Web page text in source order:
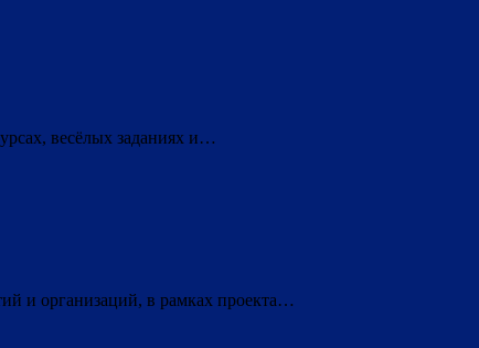
весёлых заданиях и…
и организаций, в рамках проекта…